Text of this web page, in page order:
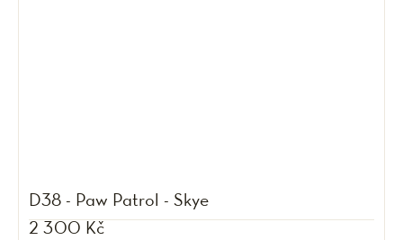
D38 - Paw Patrol - Skye
2 300 Kč